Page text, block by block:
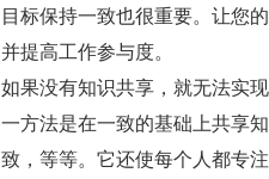
目标保持一致也很重要。让您
并提高工作参与度。
如果没有知识共享，就无法实
一方法是在一致的基础上共享
致，等等。它还使每个人都专